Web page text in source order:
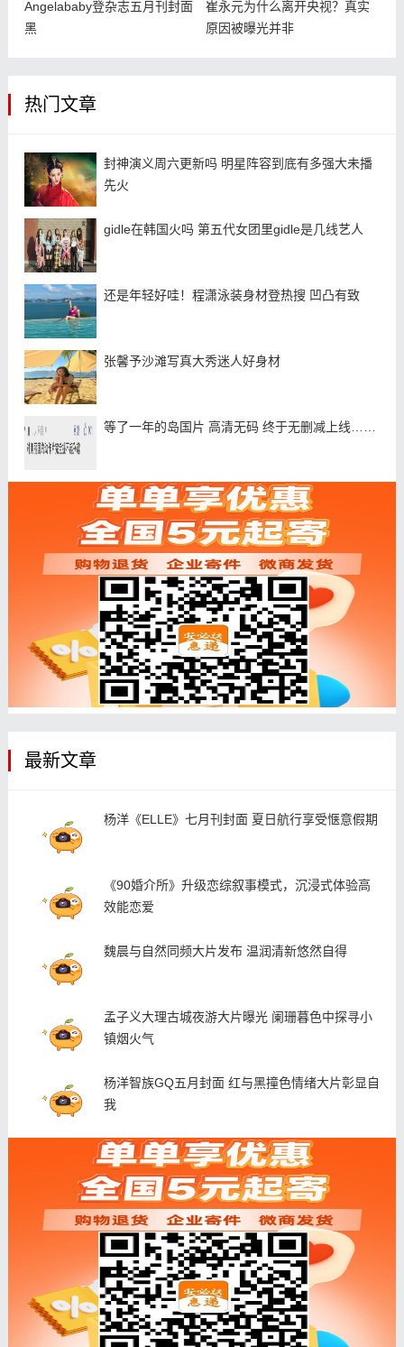
Angelababy登杂志五月刊封面
黑
崔永元为什么离开央视？真实
原因被曝光并非
热门文章
封神演义周六更新吗 明星阵容到底有多强大未播
先火
gidle在韩国火吗 第五代女团里gidle是几线艺人
还是年轻好哇！程潇泳装身材登热搜 凹凸有致
张馨予沙滩写真大秀迷人好身材
等了一年的岛国片 高清无码 终于无删减上线……
最新文章
杨洋《ELLE》七月刊封面 夏日航行享受惬意假期
《90婚介所》升级恋综叙事模式，沉浸式体验高
效能恋爱
魏晨与自然同频大片发布 温润清新悠然自得
孟子义大理古城夜游大片曝光 阑珊暮色中探寻小
镇烟火气
杨洋智族GQ五月封面 红与黑撞色情绪大片彰显自
我